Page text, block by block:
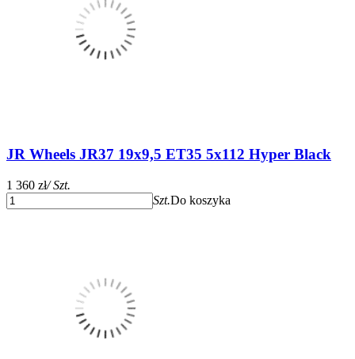
JR Wheels JR37 19x9,5 ET35 5x112 Hyper Black
1 360 zł/ Szt.
Szt.Do koszyka